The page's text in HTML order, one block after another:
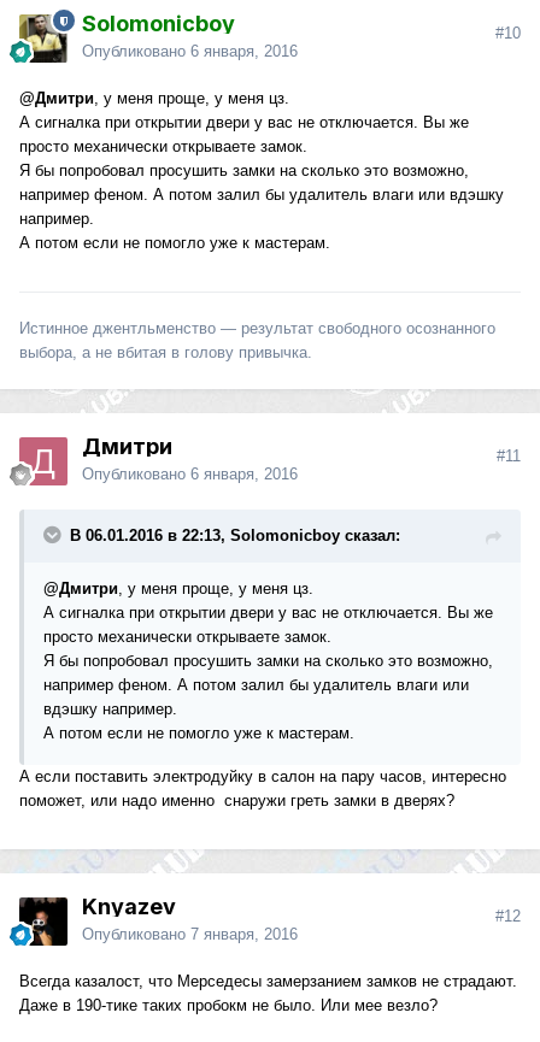
Solomonicboy
Опубликовано 6 января, 2016
#10
@Дмитри, у меня проще, у меня цз.
А сигналка при открытии двери у вас не отключается. Вы же
просто механически открываете замок.
Я бы попробовал просушить замки на сколько это возможно,
например феном. А потом залил бы удалитель влаги или вдэшку
например.
А потом если не помогло уже к мастерам.
Истинное джентльменство — результат свободного осознанного
выбора, а не вбитая в голову привычка.
Дмитри
Опубликовано 6 января, 2016
#11
В 06.01.2016 в 22:13, Solomonicboy сказал:
@Дмитри, у меня проще, у меня цз.
А сигналка при открытии двери у вас не отключается. Вы же
просто механически открываете замок.
Я бы попробовал просушить замки на сколько это возможно,
например феном. А потом залил бы удалитель влаги или
вдэшку например.
А потом если не помогло уже к мастерам.
А если поставить электродуйку в салон на пару часов, интересно
поможет, или надо именно снаружи греть замки в дверях?
Knyazev
Опубликовано 7 января, 2016
#12
Всегда казалост, что Мерседесы замерзанием замков не страдают.
Даже в 190-тике таких пробокм не было. Или мее везло?